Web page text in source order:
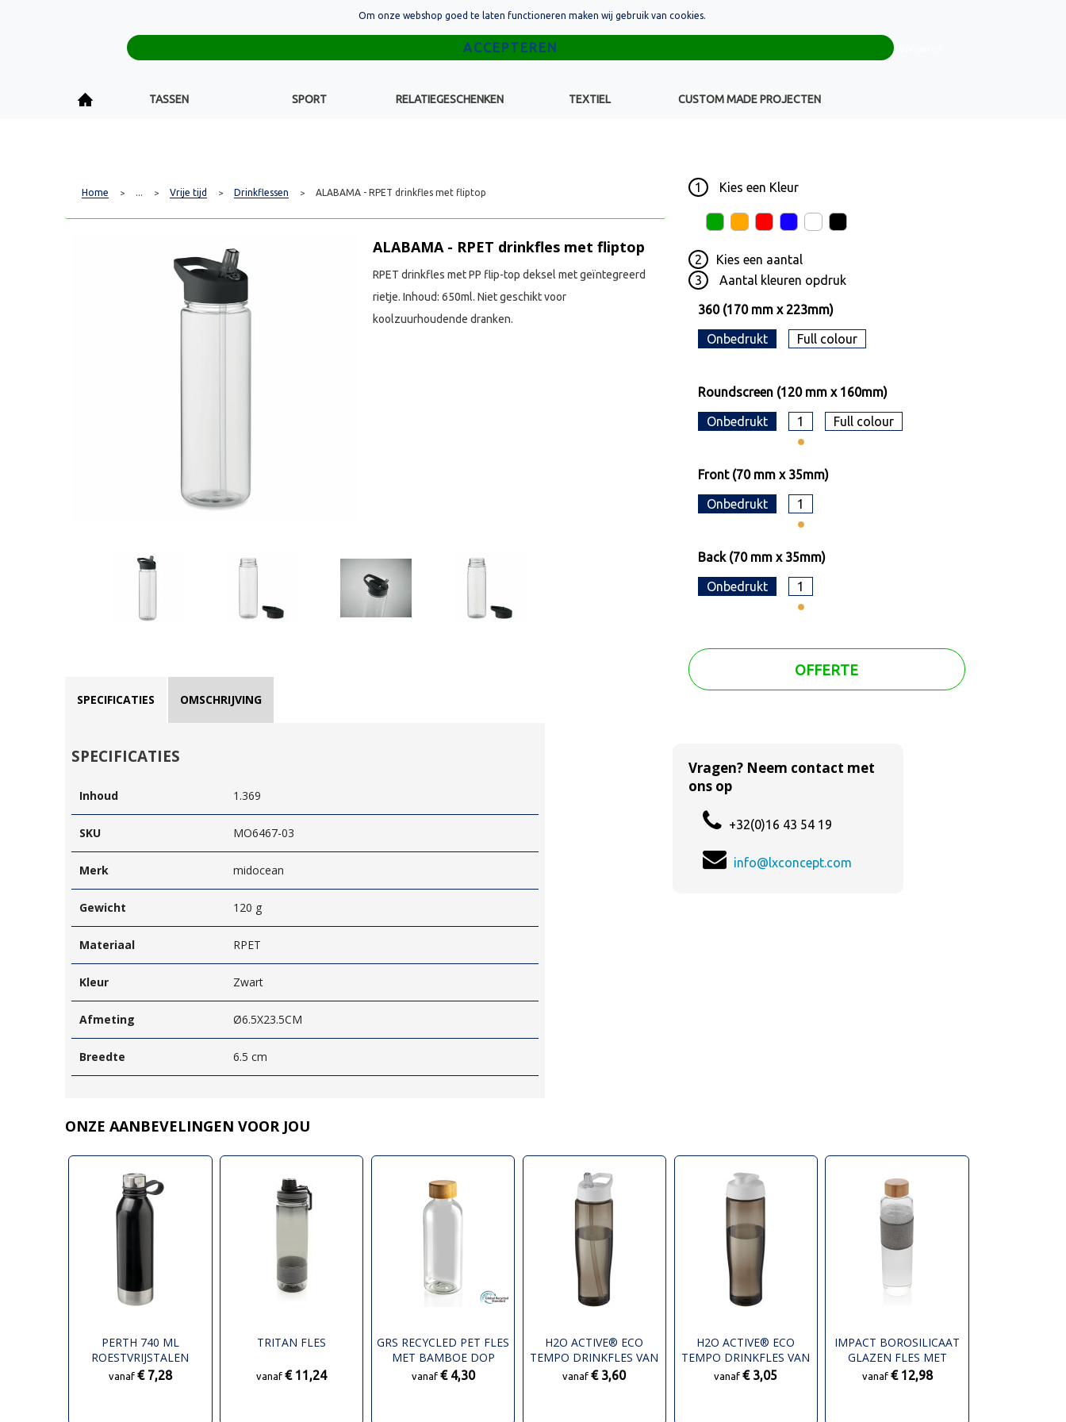
+32(0)16 43 54 19
TASSEN SPORT RELATIEGESCHENKEN TEXTIEL CUSTOM MADE PROJECTEN
Home > ... > Vrije tijd > Drinkflessen > ALABAMA - RPET drinkfles met fliptop 1 Kies een Kleur
2 Kies een aantal
3
Aantal kleuren opdruk
360 (170 mm x 223mm)
Onbedrukt Full colour
Roundscreen (120 mm x 160mm)
Onbedrukt 1 Full colour
Front (70 mm x 35mm)
Onbedrukt 1
Back (70 mm x 35mm)
Onbedrukt 1
OFFERTE
ALABAMA - RPET drinkfles met fliptop
RPET drinkfles met PP flip-top deksel met geïntegreerd
rietje. Inhoud: 650ml. Niet geschikt voor
koolzuurhoudende dranken.
SPECIFICATIES OMSCHRIJVING
SPECIFICATIES
Inhoud 1.369
SKU MO6467-03
Merk midocean
Gewicht 120 g
Materiaal RPET
Kleur Zwart
Afmeting Ø6.5X23.5CM
Breedte 6.5 cm
Vragen? Neem contact met
ons op
+32(0)16 43 54 19
info@lxconcept.com
ONZE AANBEVELINGEN VOOR JOU
PERTH 740 ML
ROESTVRIJSTALEN
DRINKFLES
vanaf € 7,28
TRITAN FLES
vanaf€ 11,24
GRS RECYCLED PET FLES
MET BAMBOE DOP
vanaf € 4,30
H2O ACTIVE® ECO
TEMPO DRINKFLES VAN
700 ML MET TUITDEKSEL
vanaf€ 3,60
H2O ACTIVE® ECO
TEMPO DRINKFLES VAN
700 ML MET
KLAPDEKSEL
vanaf€ 3,05
IMPACT BOROSILICAAT
GLAZEN FLES MET
BAMBOE DEKSEL
vanaf € 12,98
Om onze webshop goed te laten functioneren maken wij gebruik van cookies.